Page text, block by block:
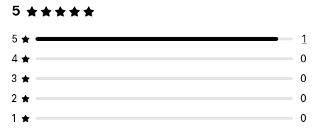
Barva a písmo Tlačítka chatu
5
5
1
4
0
3
0
2
0
1
0